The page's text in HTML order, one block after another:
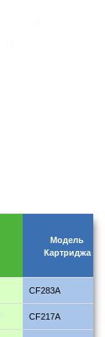
Модель
Картриджа
CF283A
CF217A